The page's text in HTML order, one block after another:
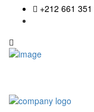
+212 661